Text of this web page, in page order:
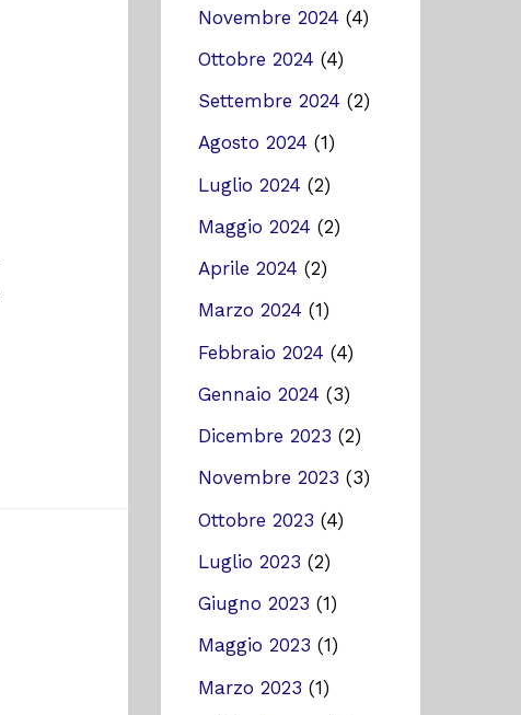
Novembre 2024 (4)
Ottobre 2024 (4)
Settembre 2024 (2)
Agosto 2024 (1)
Luglio 2024 (2)
Maggio 2024 (2)
Aprile 2024 (2)
Marzo 2024 (1)
Febbraio 2024 (4)
Gennaio 2024 (3)
Dicembre 2023 (2)
Novembre 2023 (3)
Ottobre 2023 (4)
Luglio 2023 (2)
Giugno 2023 (1)
Maggio 2023 (1)
Marzo 2023 (1)